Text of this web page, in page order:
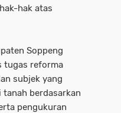
hak atas
Soppeng
tugas reforma
subjek yang
berdasarkan
pengukuran